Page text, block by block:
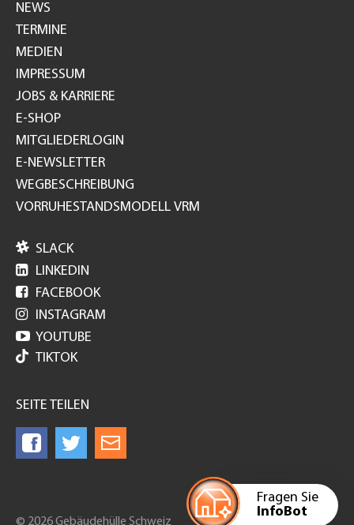
Fragen Sie
InfoBot
NEWS
TERMINE
MEDIEN
IMPRESSUM
JOBS & KARRIERE
E-SHOP
MITGLIEDERLOGIN
E-NEWSLETTER
WEGBESCHREIBUNG
VORRUHESTANDSMODELL VRM
 SLACK
 LINKEDIN
 FACEBOOK
 INSTAGRAM
 YOUTUBE
TIKTOK
SEITE TEILEN
© 2026 Gebäudehülle Schweiz